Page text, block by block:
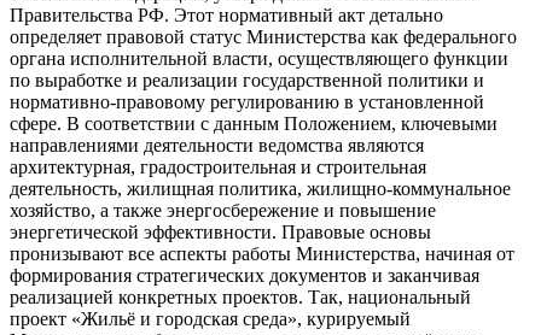
Правительства РФ. Этот нормативный акт детально
определяет правовой статус Министерства как федерального
органа исполнительной власти, осуществляющего функции
по выработке и реализации государственной политики и
нормативно-правовому регулированию в установленной
сфере. В соответствии с данным Положением, ключевыми
направлениями деятельности ведомства являются
архитектурная, градостроительная и строительная
деятельность, жилищная политика, жилищно-коммунальное
хозяйство, а также энергосбережение и повышение
энергетической эффективности. Правовые основы
пронизывают все аспекты работы Министерства, начиная от
формирования стратегических документов и заканчивая
реализацией конкретных проектов. Так, национальный
проект «Жильё и городская среда», курируемый